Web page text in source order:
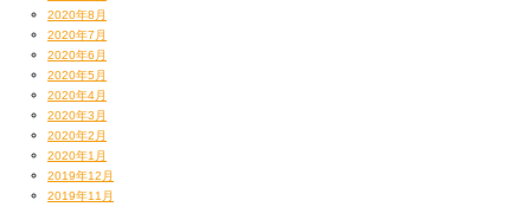
2020年8月
2020年7月
2020年6月
2020年5月
2020年4月
2020年3月
2020年2月
2020年1月
2019年12月
2019年11月